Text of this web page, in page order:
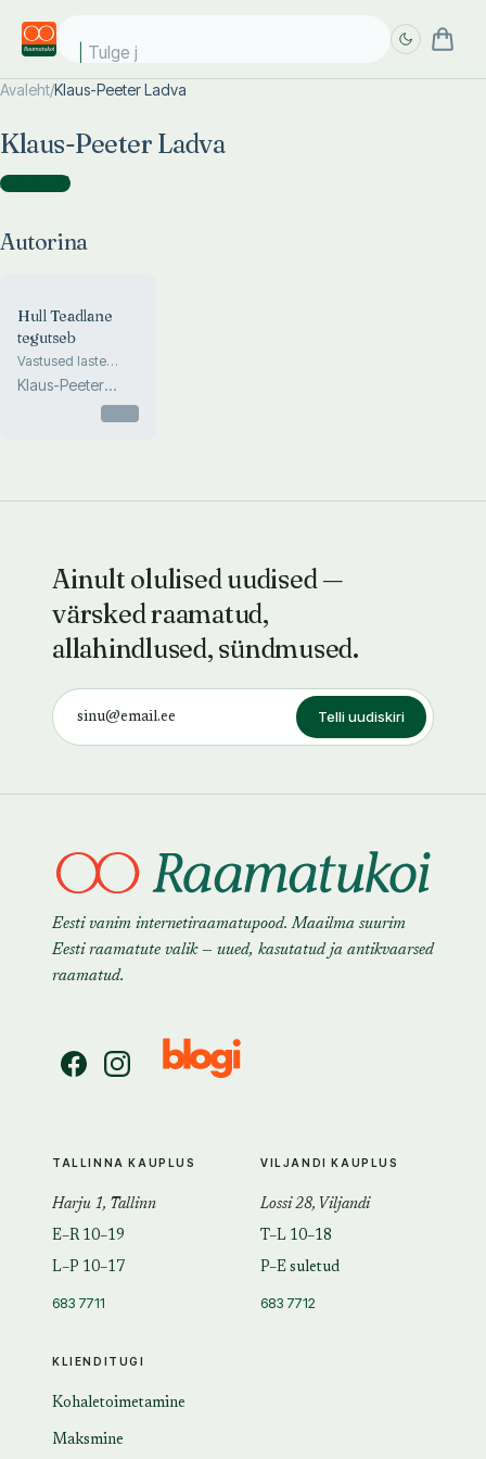
Tulge ju
Avaleht/Klaus-Peeter Ladva
Klaus-Peeter Ladva
Autorina )
Autorina
Hull Teadlane
tegutseb
Vastused laste
igasugustele
küsimustele
Klaus-Peeter
Ainult olulised uudised —
värsked raamatud,
allahindlused, sündmused.
Telli uudiskiri
Eesti vanim internetiraamatupood. Maailma suurim
Eesti raamatute valik — uued, kasutatud ja antikvaarsed
raamatud.
KLIENDITUGI
Kohaletoimetamine
Maksmine
TALLINNA KAUPLUS
Harju 1, Tallinn
E–R 10–19
L–P 10–17
683 7711
VILJANDI KAUPLUS
Lossi 28, Viljandi
T–L 10–18
P–E suletud
683 7712